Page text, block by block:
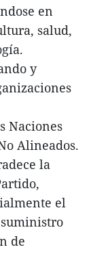
en
salud,
y
Naciones
Alineados.
la
el
de